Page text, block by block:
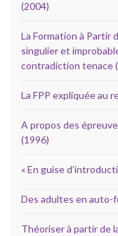
(2004)
La Formation à Partir
singulier et
contradiction tenace
La FPP expliquée au
A propos des
(1996)
« En guise
Des adultes en auto-
Théoriser à partir de